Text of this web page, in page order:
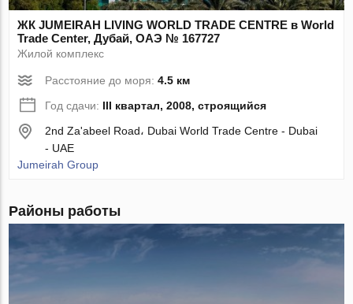
ЖК JUMEIRAH LIVING WORLD TRADE CENTRE в World
Trade Center, Дубай, ОАЭ № 167727
Жилой комплекс
Расстояние до моря:4.5 км
Год сдачи: III квартал, 2008, строящийся
2nd Za'abeel Road، Dubai World Trade Centre - Dubai
- UAE
Jumeirah Group
Районы работы